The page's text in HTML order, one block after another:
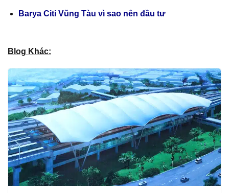
Barya Citi Vũng Tàu vì sao nên đầu tư
Blog Khác: